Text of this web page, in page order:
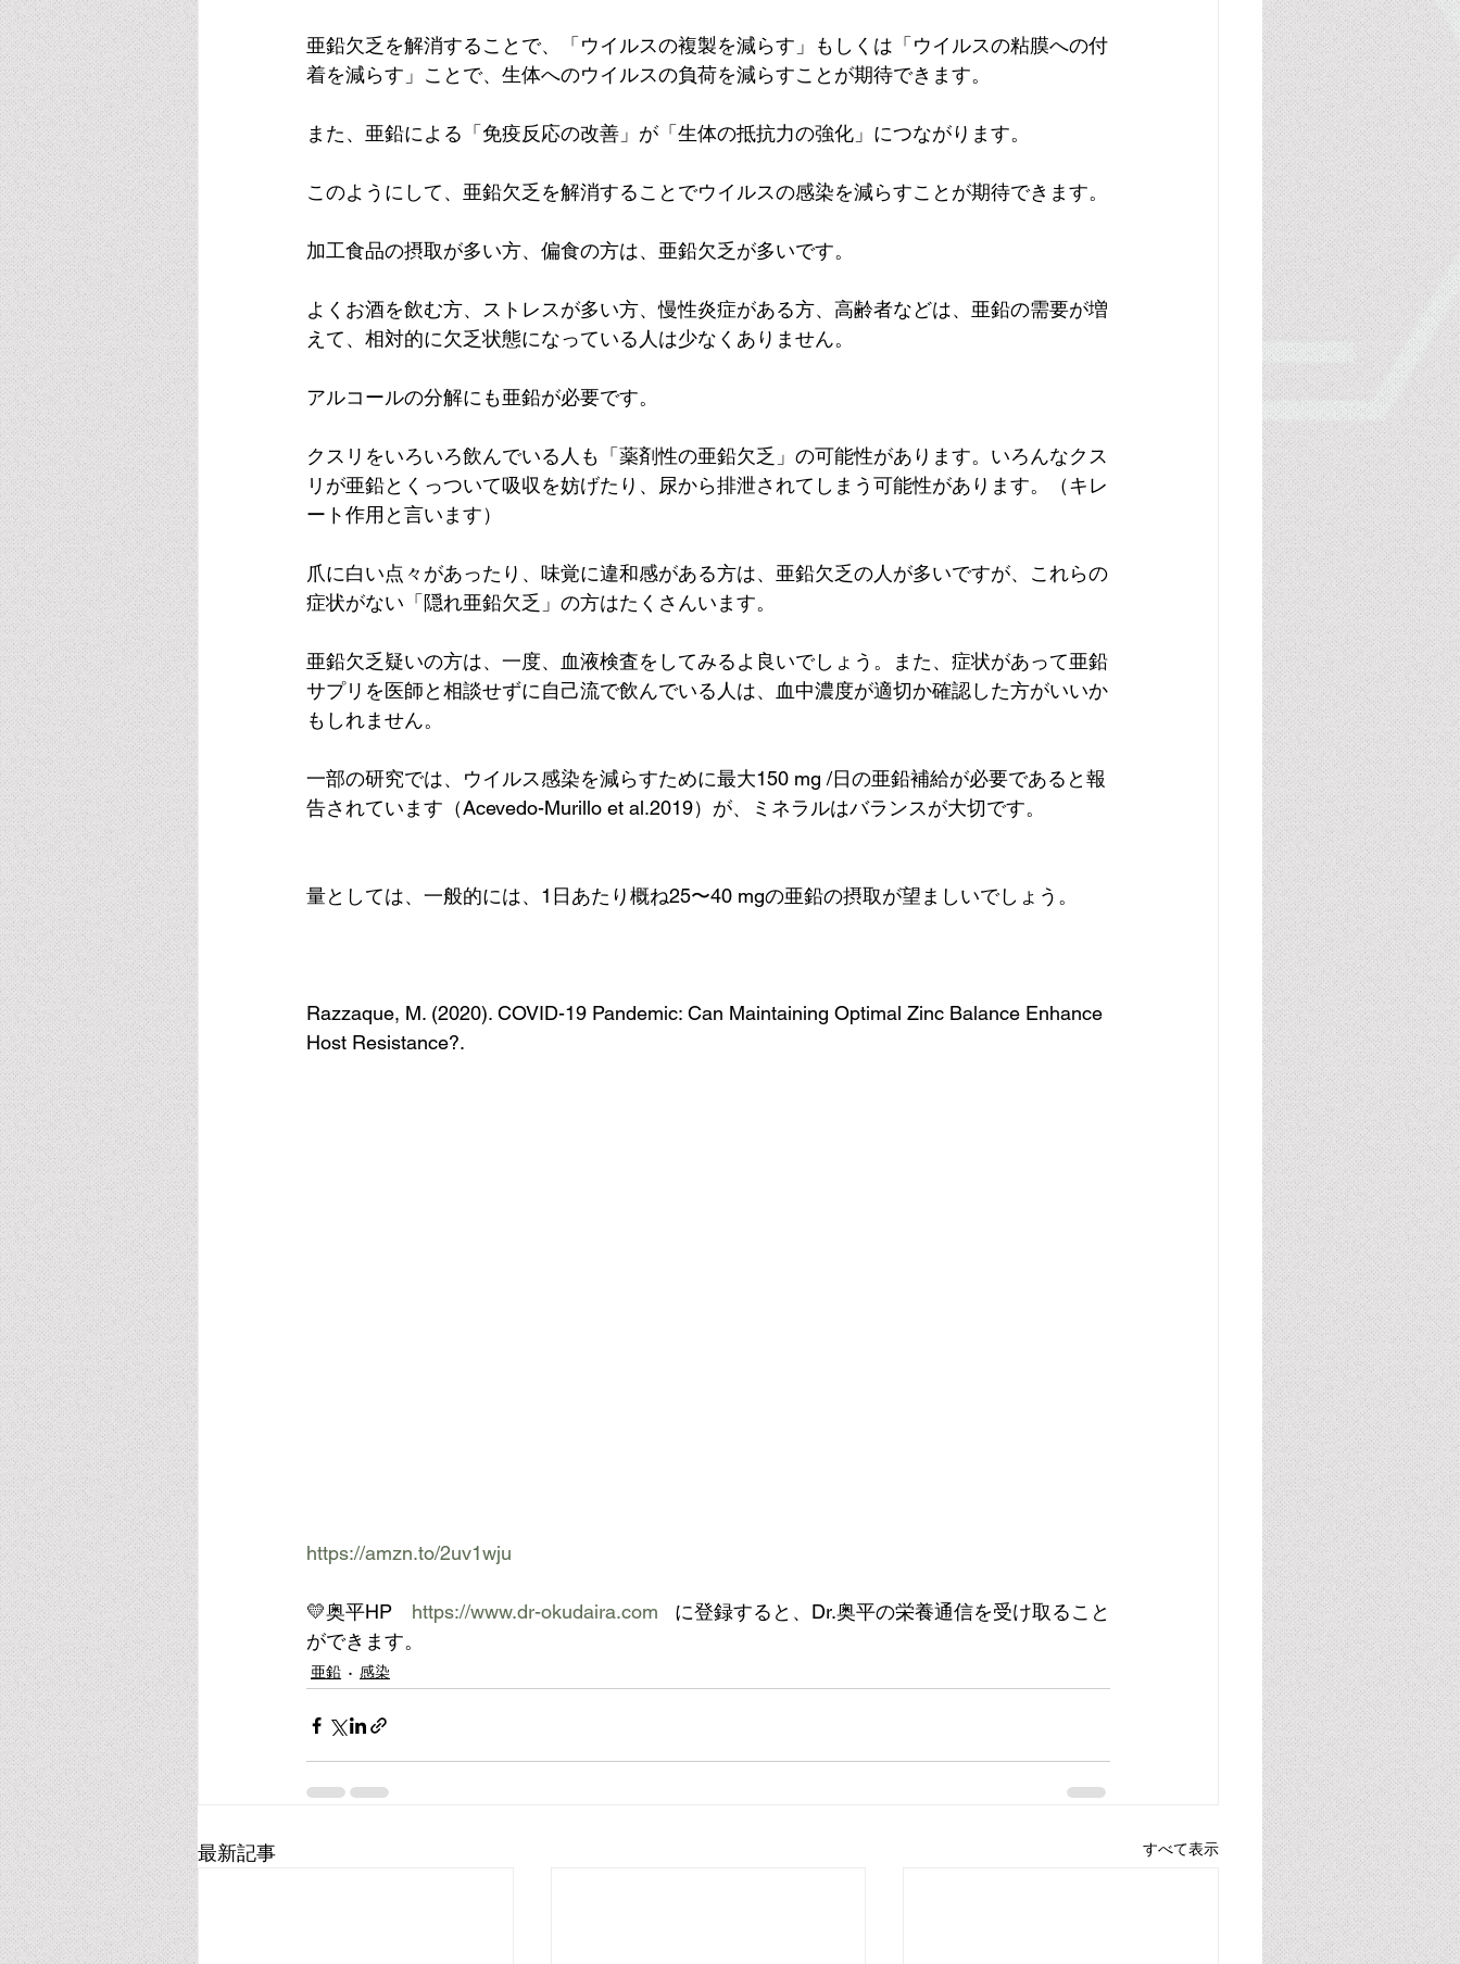
亜鉛欠乏を解消することで、「ウイルスの複製を減らす」もしくは「ウイルスの粘膜への付
着を減らす」ことで、生体へのウイルスの負荷を減らすことが期待できます。
また、亜鉛による「免疫反応の改善」が「生体の抵抗力の強化」につながります。
このようにして、亜鉛欠乏を解消することでウイルスの感染を減らすことが期待できます。
加工食品の摂取が多い方、偏食の方は、亜鉛欠乏が多いです。
よくお酒を飲む方、ストレスが多い方、慢性炎症がある方、高齢者などは、亜鉛の需要が増
えて、相対的に欠乏状態になっている人は少なくありません。
アルコールの分解にも亜鉛が必要です。
クスリをいろいろ飲んでいる人も「薬剤性の亜鉛欠乏」の可能性があります。いろんなクス
リが亜鉛とくっついて吸収を妨げたり、尿から排泄されてしまう可能性があります。（キレ
ート作用と言います）
爪に白い点々があったり、味覚に違和感がある方は、亜鉛欠乏の人が多いですが、これらの
症状がない「隠れ亜鉛欠乏」の方はたくさんいます。
亜鉛欠乏疑いの方は、一度、血液検査をしてみるよ良いでしょう。また、症状があって亜鉛
サプリを医師と相談せずに自己流で飲んでいる人は、血中濃度が適切か確認した方がいいか
もしれません。
一部の研究では、ウイルス感染を減らすために最大150 mg /日の亜鉛補給が必要であると報
告されています （Acevedo-Murillo et al.2019）が、ミネラルはバランスが大切です。
量としては、一般的には、1日あたり概ね25〜40 mgの亜鉛の摂取が望ましいでしょう。
Razzaque, M. (2020). COVID-19 Pandemic: Can Maintaining Optimal Zinc Balance Enhance
Host Resistance?.
https://amzn.to/2uv1wju
💛奥平HP https://www.dr-okudaira.com に登録すると、Dr.奥平の栄養通信を受け取ること
ができます。
亜鉛 感染
最新記事 すべて表示